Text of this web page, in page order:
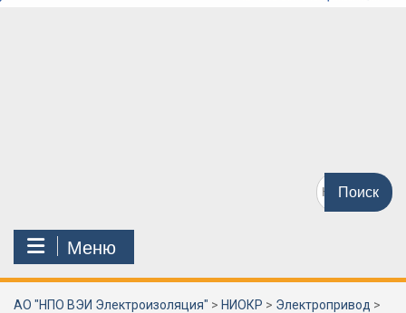
Поиск
по:
Меню
АО "НПО ВЭИ Электроизоляция" > НИОКР > Электропривод >